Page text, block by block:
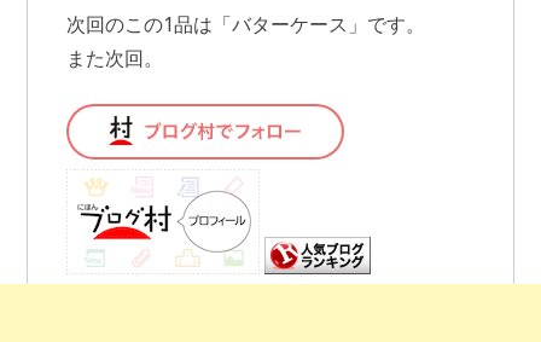
次回のこの1品は「バターケース」です。
また次回。